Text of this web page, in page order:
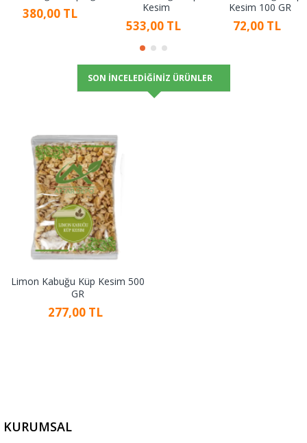
380,00 TL
Kesim
533,00 TL
Kesim 100 GR
72,00 TL
SON İNCELEDIĞINIZ ÜRÜNLER
Limon Kabuğu Küp Kesim 500
GR
277,00 TL
KURUMSAL